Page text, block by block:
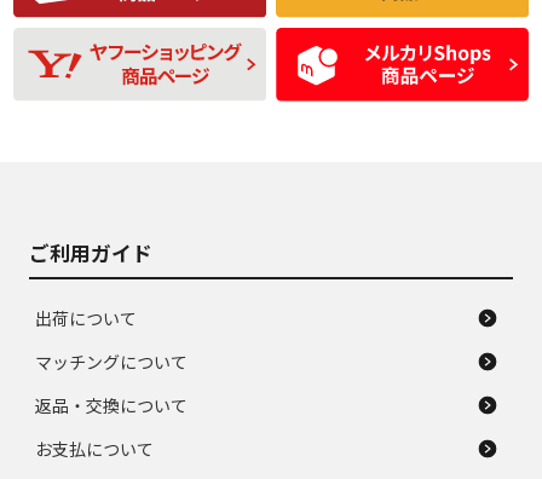
D
使用感や目立つ傷が
あり、一般的な中古
品
D
残り溝も少なく、偏
磨耗がみられ、短期
間使用できるくらい
の中古品
ご利用ガイド
出荷について
マッチングについて
返品・交換について
お支払について